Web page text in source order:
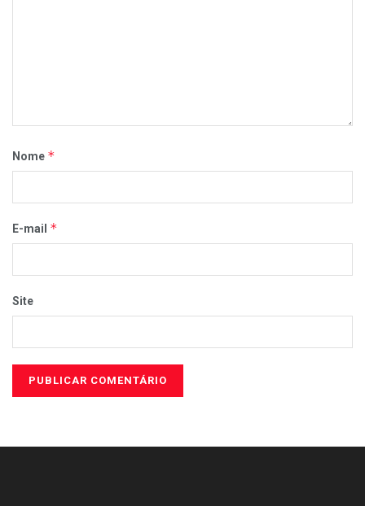
Nome *
E-mail *
Site